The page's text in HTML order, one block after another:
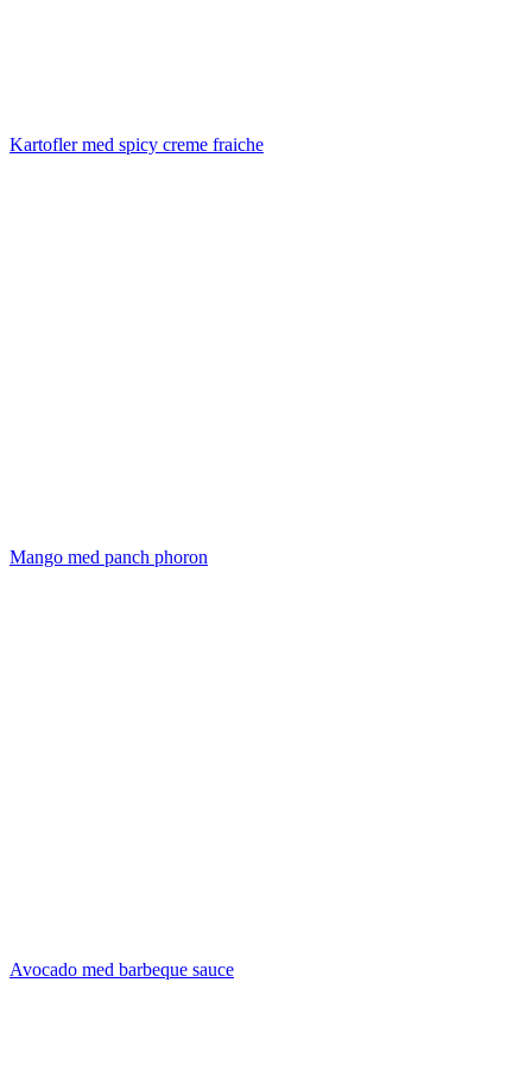
Kartofler med spicy creme fraiche
Mango med panch phoron
Avocado med barbeque sauce